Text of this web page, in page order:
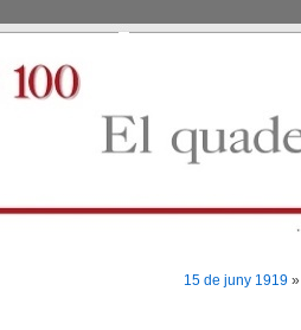
15 de juny 1919 »